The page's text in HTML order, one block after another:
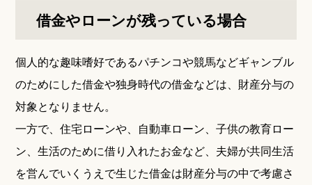
借金やローンが残っている場合
個人的な趣味嗜好であるパチンコや競馬などギャンブル
のためにした借金や独身時代の借金などは、財産分与の
対象となりません。
一方で、住宅ローンや、自動車ローン、子供の教育ロー
ン、生活のために借り入れたお金など、夫婦が共同生活
を営んでいくうえで生じた借金は財産分与の中で考慮さ